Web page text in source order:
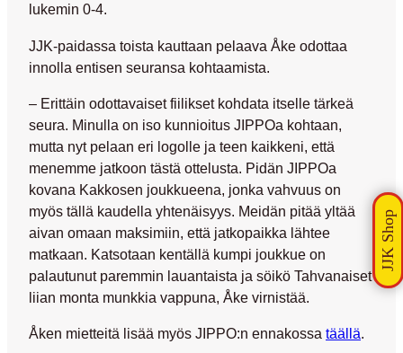
lukemin 0-4.
JJK-paidassa toista kauttaan pelaava Åke odottaa
innolla entisen seuransa kohtaamista.
– Erittäin odottavaiset fiilikset kohdata itselle tärkeä
seura. Minulla on iso kunnioitus JIPPOa kohtaan,
mutta nyt pelaan eri logolle ja teen kaikkeni, että
menemme jatkoon tästä ottelusta. Pidän JIPPOa
kovana Kakkosen joukkueena, jonka vahvuus on
myös tällä kaudella yhtenäisyys. Meidän pitää yltää
aivan omaan maksimiin, että jatkopaikka lähtee
matkaan. Katsotaan kentällä kumpi joukkue on
palautunut paremmin lauantaista ja söikö Tahvanaiset
liian monta munkkia vappuna, Åke virnistää.
Åken mietteitä lisää myös JIPPO:n ennakossa täällä.